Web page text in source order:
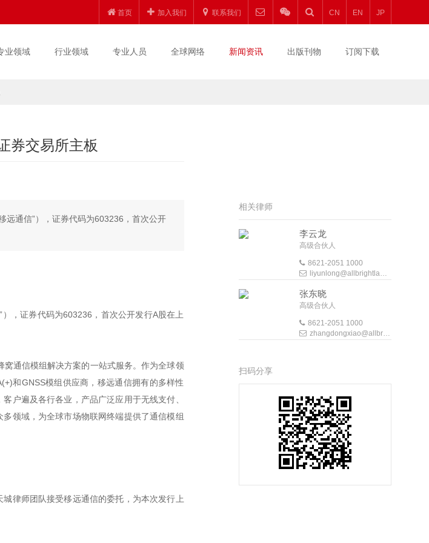
首页 加入我们 联系我们 CN EN JP
业领域 行业领域 专业人员 全球网络 新闻资讯 出版刊物 订阅下载
券交易所主板
远通信”），证券代码为603236，首次公开
，证券代码为603236，首次公开发行A股在上
通信模组解决方案的一站式服务。作为全球领
和GNSS模组供应商，移远通信拥有的多样性
户遍及各行各业，产品广泛应用于无线支付、
领域，为全球市场物联网终端提供了通信模组
城律师团队接受移远通信的委托，为本次发行上
相关律师
李云龙
高级合伙人
8621-2051 1000
liyunlong@allbrightlaw.com
张东晓
高级合伙人
8621-2051 1000
zhangdongxiao@allbrightlaw.com
扫码分享